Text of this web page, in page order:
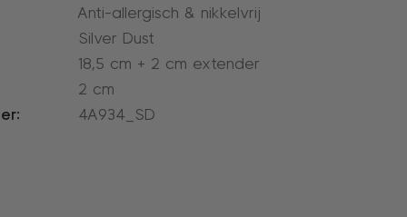
Anti-allergisch & nikkelvrij
Silver Dust
18,5 cm + 2 cm extender
2 cm
4A934_SD